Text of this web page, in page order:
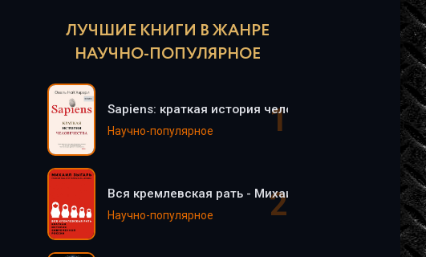
ЛУЧШИЕ КНИГИ В ЖАНРЕ
НАУЧНО-ПОПУЛЯРНОЕ
Sapiens: краткая история человечества - Юваль
Научно-популярное
Вся кремлевская рать - Михаил Зыгарь
Научно-популярное